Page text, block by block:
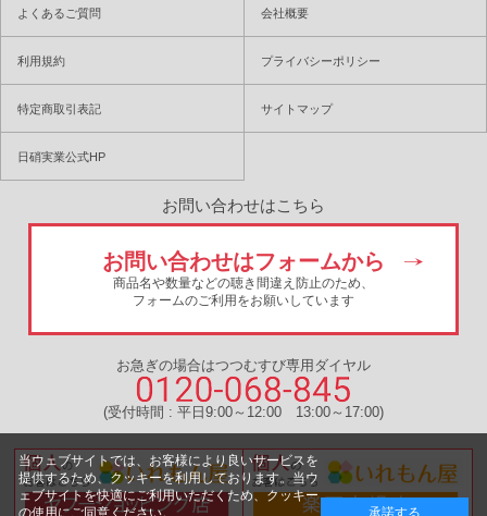
よくあるご質問 会社概要
利用規約 プライバシーポリシー
特定商取引表記 サイトマップ
日硝実業公式HP
お問い合わせはこちら
お問い合わせはフォームから
商品名や数量などの聴き間違え防止のため、
フォームのご利用をお願いしています
お急ぎの場合はつつむすび専用ダイヤル
(受付時間 : 平日9:00～12:00 13:00～17:00)
当ウェブサイトでは、お客様により良いサービスを
提供するため、クッキーを利用しております。当ウ
ェブサイトを快適にご利用いただくため、クッキー